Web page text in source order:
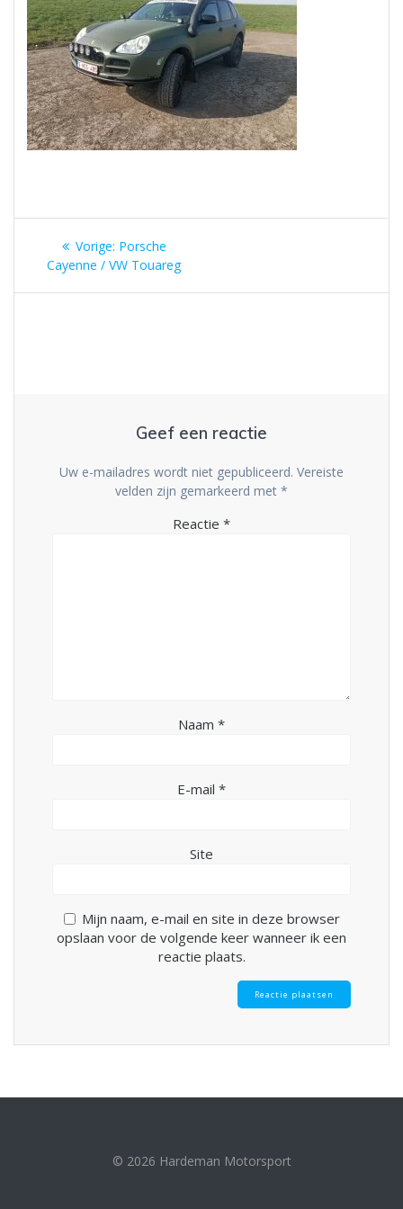
Berichtnavigatie
Vorige: Vorig
bericht:
Porsche
Cayenne / VW Touareg
Geef een reactie
Uw e-mailadres wordt niet gepubliceerd. Vereiste
velden zijn gemarkeerd met *
Reactie *
Naam *
E-mail *
Site
Mijn naam, e-mail en site in deze browser
opslaan voor de volgende keer wanneer ik een
reactie plaats.
© 2026 Hardeman Motorsport